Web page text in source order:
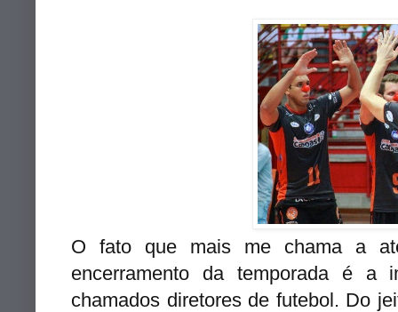
O fato que mais me chama a
encerramento da temporada é a
chamados diretores de futebol. Do